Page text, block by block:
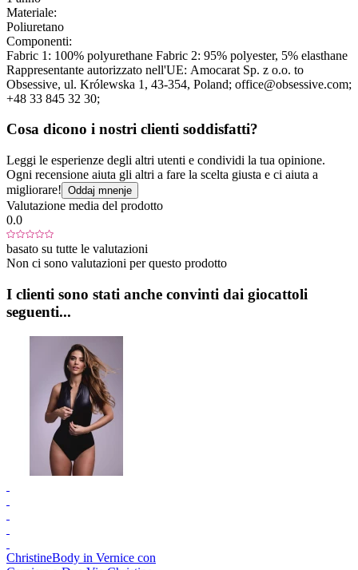
Materiale:
Poliuretano
Componenti:
Fabric 1: 100% polyurethane Fabric 2: 95% polyester, 5% elasthane
Rappresentante autorizzato nell'UE: Amocarat Sp. z o.o. to
Obsessive, ul. Królewska 1 , 43-354, Poland; office@obsessive.com;
+48 33 845 32 30;
Cosa dicono i nostri clienti soddisfatti?
Leggi le esperienze degli altri utenti e condividi la tua opinione.
Ogni recensione aiuta gli altri a fare la scelta giusta e ci aiuta a
migliorare! Oddaj mnenje
Valutazione media del prodotto
0.0
basato su tutte le valutazioni
Non ci sono valutazioni per questo prodotto
I clienti sono stati anche convinti dai giocattoli
seguenti...
ChristineBody in Vernice con